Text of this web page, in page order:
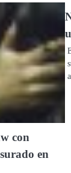
con
en